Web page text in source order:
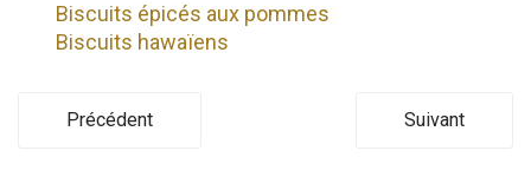
Biscuits épicés aux pommes
Biscuits hawaïens
Précédent Suivant